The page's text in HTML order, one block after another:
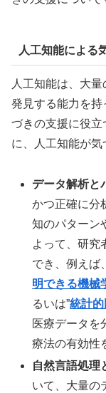
人工知能による
人工知能は、大
発見する能力を
づきの支援に役
に、人工知能が気
データ解析と
かつ正確に分
知のパターン
よって、研究
でき、例えば
明できる機械
るいは”統計
医療データを
療法の有効性
自然言語処理
いて、大量の